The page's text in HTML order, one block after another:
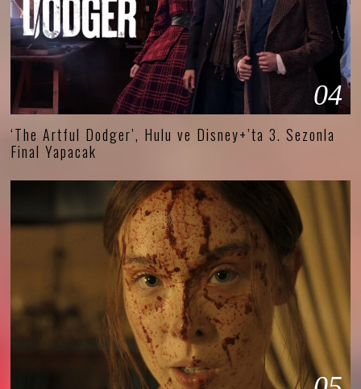
04
‘The Artful Dodger’, Hulu ve Disney+’ta 3. Sezonla
Final Yapacak